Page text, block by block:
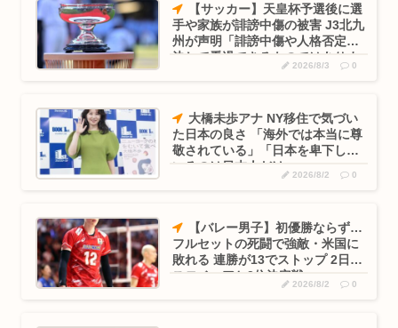
【サッカー】天皇杯予選後に選
手や家族が誹謗中傷の被害 J3北九
州が声明「誹謗中傷や人格否定…
決して看過できるものではありま
2026/8/3 0
大橋未歩アナ NY移住で気づい
た日本の良さ 「海外では本当に尊
敬されている」「日本を卑下して
いるのは日本人だけ」
2026/8/2 0
【バレー男子】初優勝ならず…
フルセットの死闘で強敵・米国に
敗れる 連勝が13でストップ 2日は
スロベニアと3位決定戦
2026/8/2 0